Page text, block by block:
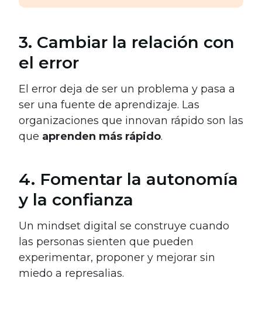
3. Cambiar la relación con
el error
El error deja de ser un problema y pasa a
ser una fuente de aprendizaje. Las
organizaciones que innovan rápido son las
que aprenden más rápido.
4. Fomentar la autonomía
y la confianza
Un mindset digital se construye cuando
las personas sienten que pueden
experimentar, proponer y mejorar sin
miedo a represalias.